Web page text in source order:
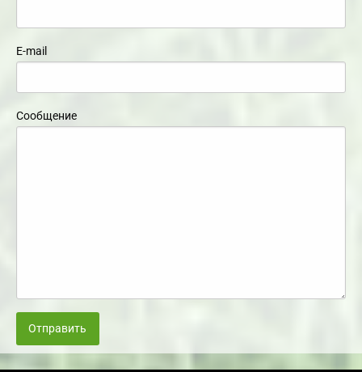
E-mail
Сообщение
Отправить